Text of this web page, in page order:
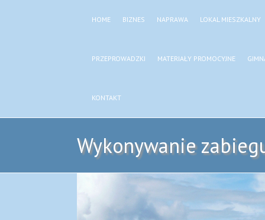
HOME BIZNES NAPRAWA LOKAL MIESZKALNY
PRZEPROWADZKI MATERIAŁY PROMOCYJNE
KONTAKT
Wykonywanie